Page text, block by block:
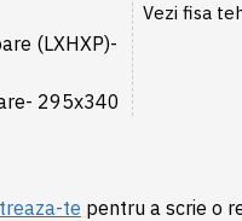
(LXHXP)-
295x340
Vezi fisa
te pentru a scrie o